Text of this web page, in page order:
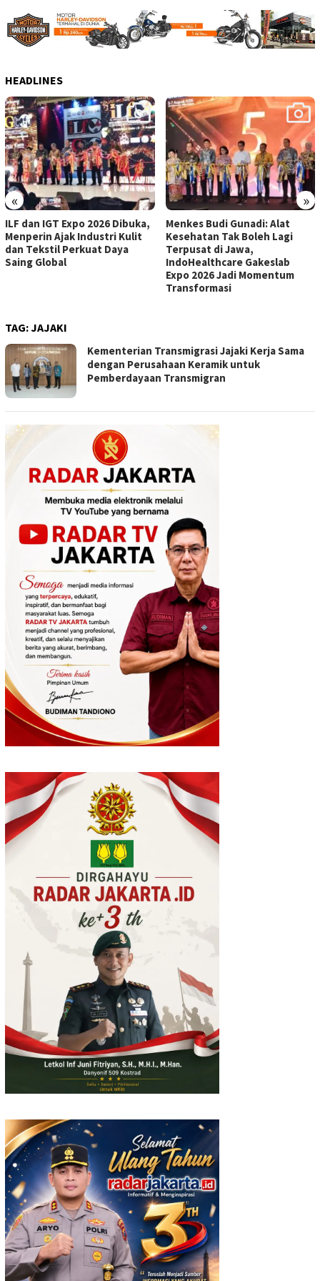
HEADLINES
« »
ILF dan IGT Expo 2026 Dibuka,
Menperin Ajak Industri Kulit
dan Tekstil Perkuat Daya
Saing Global
Menkes Budi Gunadi: Alat
Kesehatan Tak Boleh Lagi
Terpusat di Jawa,
IndoHealthcare Gakeslab
Expo 2026 Jadi Momentum
Transformasi
TAG:JAJAKI
Kementerian Transmigrasi Jajaki Kerja Sama
dengan Perusahaan Keramik untuk
Pemberdayaan Transmigran